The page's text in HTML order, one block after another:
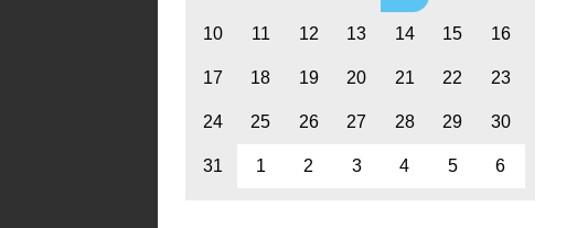
10 11 12 13 14 15 16
17 18 19 20 21 22 23
24 25 26 27 28 29 30
31 1 2 3 4 5 6